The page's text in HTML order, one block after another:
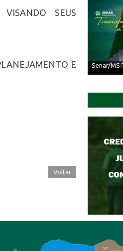
Senar/MS
SEUS
E
Voltar
SO